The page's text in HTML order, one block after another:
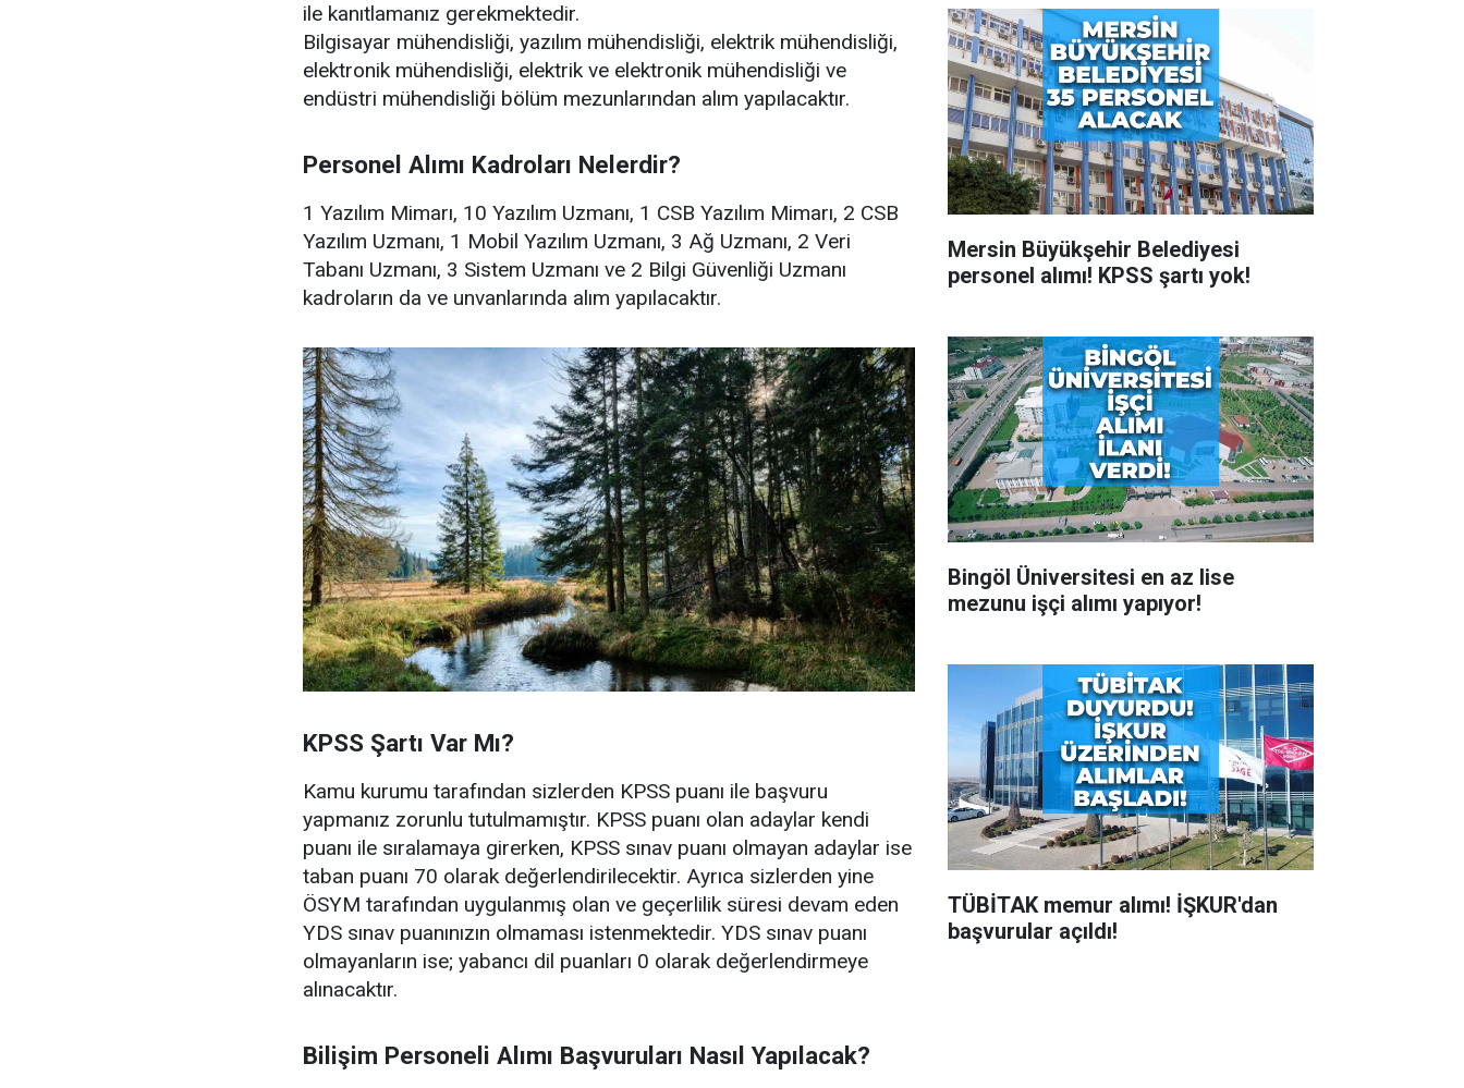
ile kanıtlamanız gerekmektedir.
Bilgisayar mühendisliği, yazılım mühendisliği, elektrik mühendisliği,
elektronik mühendisliği, elektrik ve elektronik mühendisliği ve
endüstri mühendisliği bölüm mezunlarından alım yapılacaktır.
Personel Alımı Kadroları Nelerdir?
1 Yazılım Mimarı, 10 Yazılım Uzmanı, 1 CSB Yazılım Mimarı, 2 CSB
Yazılım Uzmanı, 1 Mobil Yazılım Uzmanı, 3 Ağ Uzmanı, 2 Veri
Tabanı Uzmanı, 3 Sistem Uzmanı ve 2 Bilgi Güvenliği Uzmanı
kadroların da ve unvanlarında alım yapılacaktır.
KPSS Şartı Var Mı?
Kamu kurumu tarafından sizlerden KPSS puanı ile başvuru
yapmanız zorunlu tutulmamıştır. KPSS puanı olan adaylar kendi
puanı ile sıralamaya girerken, KPSS sınav puanı olmayan adaylar ise
taban puanı 70 olarak değerlendirilecektir. Ayrıca sizlerden yine
ÖSYM tarafından uygulanmış olan ve geçerlilik süresi devam eden
YDS sınav puanınızın olmaması istenmektedir. YDS sınav puanı
olmayanların ise; yabancı dil puanları 0 olarak değerlendirmeye
alınacaktır.
Bilişim Personeli Alımı Başvuruları Nasıl Yapılacak?
Mersin Büyükşehir Belediyesi
personel alımı! KPSS şartı yok!
Bingöl Üniversitesi en az lise
mezunu işçi alımı yapıyor!
TÜBİTAK memur alımı! İŞKUR'dan
başvurular açıldı!